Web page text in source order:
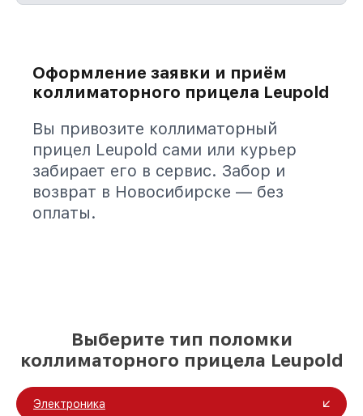
Оформление заявки и приём
коллиматорного прицела Leupold
Вы привозите коллиматорный
прицел Leupold сами или курьер
забирает его в сервис. Забор и
возврат в Новосибирске — без
оплаты.
Выберите тип поломки
коллиматорного прицела Leupold
Электроника